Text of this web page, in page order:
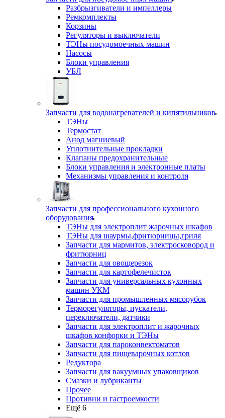
Разбрызгиватели и импеллеры
Ремкомплекты
Корзины
Регуляторы и выключатели
ТЭНы посудомоечных машин
Насосы
Блоки управления
УБЛ
Запчасти для водонагревателей и кипятильников
ТЭНы
Термостат
Анод магниевый
Уплотнительные прокладки
Клапаны предохранительные
Блоки управления и электронные платы
Механизмы управления и контроля
Запчасти для профессионального кухонного
оборудования
ТЭНы для электроплит жарочных шкафов
ТЭНы для шаурмы,фритюрницы,гриля
Запчасти для мармитов, электросковород и
фритюрниц
Запчасти для овощерезок
Запчасти для картофелечисток
Запчасти для универсальных кухонных
машин УКМ
Запчасти для промышленных мясорубок
Терморегуляторы, пускатели,
переключатели, датчики
Запчасти для электроплит и жарочных
шкафов конфорки и ТЭНы
Запчасти для пароконвектоматов
Запчасти для пищеварочных котлов
Редуктора
Запчасти для вакуумных упаковщиков
Смазки и лубриканты
Прочее
Противни и гастроемкости
Ещё 6